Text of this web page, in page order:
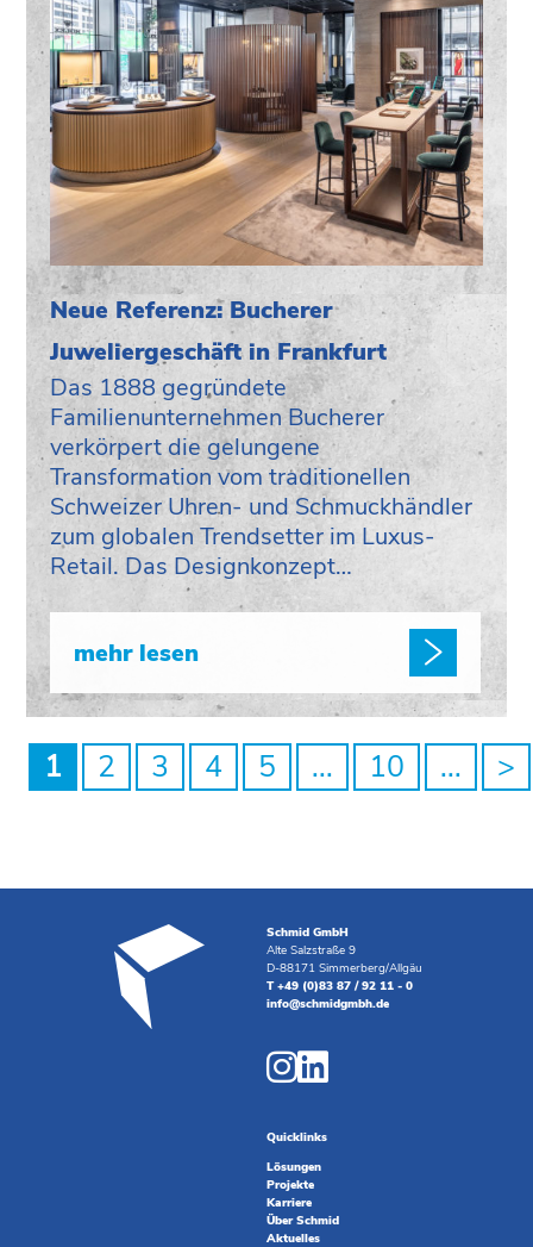
Neue Referenz: Bucherer
Juweliergeschäft in Frankfurt
Das 1888 gegründete
Familienunternehmen Bucherer
verkörpert die gelungene
Transformation vom traditionellen
Schweizer Uhren- und Schmuckhändler
zum globalen Trendsetter im Luxus-
Retail. Das Designkonzept…
mehr lesen
1 2 3 4 5 ... 10 ... >
Schmid GmbH
Alte Salzstraße 9
D-88171 Simmerberg/Allgäu
T +49 (0)83 87 / 92 11 - 0
info@schmidgmbh.de
Quicklinks
Lösungen
Projekte
Karriere
Über Schmid
Aktuelles